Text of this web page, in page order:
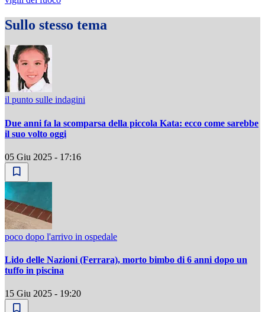
Sullo stesso tema
il punto sulle indagini
Due anni fa la scomparsa della piccola Kata: ecco come sarebbe
il suo volto oggi
05 Giu 2025 - 17:16
poco dopo l'arrivo in ospedale
Lido delle Nazioni (Ferrara), morto bimbo di 6 anni dopo un
tuffo in piscina
15 Giu 2025 - 19:20